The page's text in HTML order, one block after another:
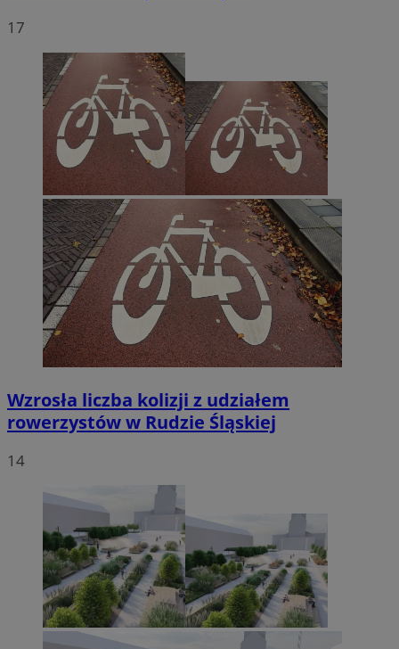
17
Wzrosła liczba kolizji z udziałem
rowerzystów w Rudzie Śląskiej
14